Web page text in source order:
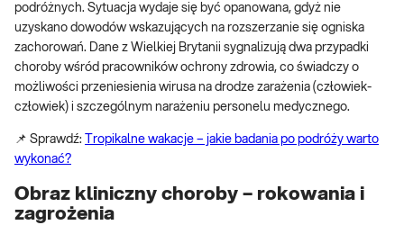
podróżnych. Sytuacja wydaje się być opanowana, gdyż nie
uzyskano dowodów wskazujących na rozszerzanie się ogniska
zachorowań. Dane z Wielkiej Brytanii sygnalizują dwa przypadki
choroby wśród pracowników ochrony zdrowia, co świadczy o
możliwości przeniesienia wirusa na drodze zarażenia (człowiek-
człowiek) i szczególnym narażeniu personelu medycznego.
📌 Sprawdź:
Tropikalne wakacje – jakie badania po podróży warto
wykonać?
Obraz kliniczny choroby – rokowania i
zagrożenia